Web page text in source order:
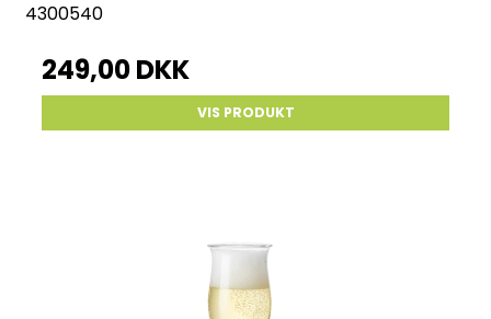
4300540
249,00 DKK
VIS PRODUKT